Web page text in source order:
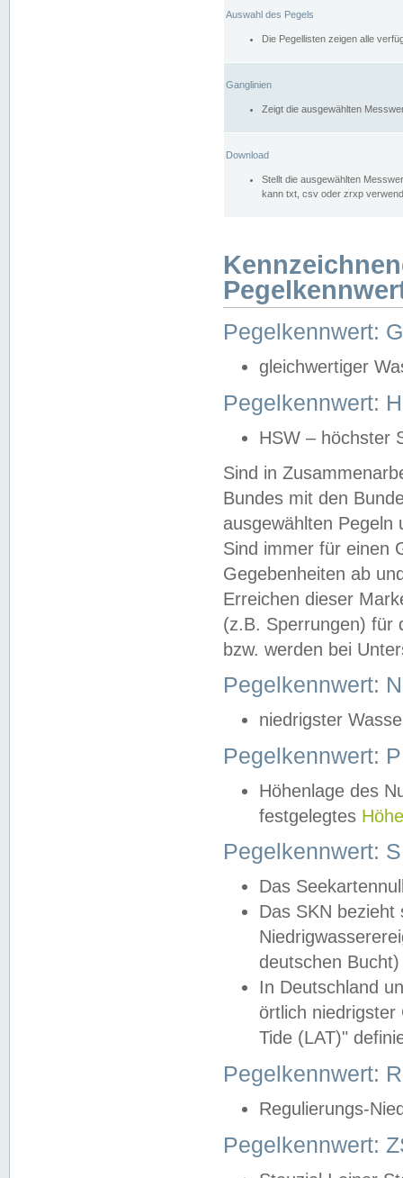
Auswahl des Pegels
Die Pegellisten zeigen alle
Ganglinien
Zeigt die ausgewählten
Download
Stellt die ausgewählten
kann txt, csv oder zrxp
Pegelkennwert:
gleichwertiger
Pegelkennwert:
HSW – höchster
Sind in
Bundes mit den
ausgewählten
Sind immer für einen
Gegebenheiten ab
Erreichen dieser
(z.B. Sperrungen) für
bzw. werden bei
Pegelkennwert:
niedrigster
Pegelkennwert:
Höhenlage des
festgelegtes
Pegelkennwert:
Das
Das SKN
deutschen
In Deutschland
örtlich
Tide (LAT)"
Pegelkennwert:
Regulierungs-
Pegelkennwert: